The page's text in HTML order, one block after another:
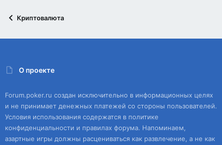
Криптовалюта
О проекте
Forum.poker.ru создан исключительно в информационных целях
и не принимает денежных платежей со стороны пользователей.
Условия использования содержатся в политике
конфиденциальности и правилах форума. Напоминаем,
азартные игры должны расцениваться как развлечение, а не как